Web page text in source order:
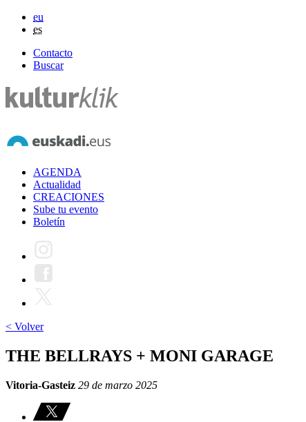
eu
es
Contacto
Buscar
AGENDA
Actualidad
CREACIONES
Sube tu evento
Boletín
< Volver
THE BELLRAYS + MONI GARAGE
Vitoria-Gasteiz 29 de marzo 2025